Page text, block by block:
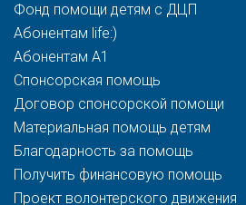
Фонд помощи детям с ДЦП
Абонентам life:)
Абонентам A1
Спонсорская помощь
Договор спонсорской помощи
Материальная помощь детям
Благодарность за помощь
Получить финансовую помощь
Проект волонтерского движения